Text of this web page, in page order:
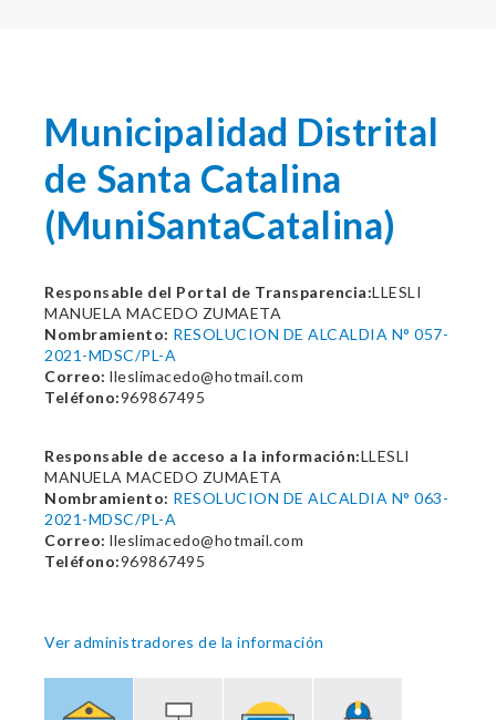
Municipalidad Distrital
de Santa Catalina
(MuniSantaCatalina)
Responsable del Portal de Transparencia:LLESLI
MANUELA MACEDO ZUMAETA
Nombramiento: RESOLUCION DE ALCALDIA N° 057-
2021-MDSC/PL-A
Correo: lleslimacedo@hotmail.com
Teléfono:969867495
Responsable de acceso a la información:LLESLI
MANUELA MACEDO ZUMAETA
Nombramiento: RESOLUCION DE ALCALDIA N° 063-
2021-MDSC/PL-A
Correo: lleslimacedo@hotmail.com
Teléfono:969867495
Ver administradores de la información